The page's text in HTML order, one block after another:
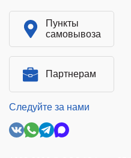
Пункты
самовывоза
Партнерам
Следуйте за нами